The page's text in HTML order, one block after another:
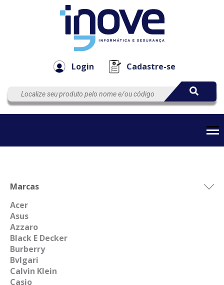
Login Cadastre-se
EmpresaAutomação
Marcas
Acer
Asus
Azzaro
Black E Decker
Burberry
Bvlgari
Calvin Klein
Casio